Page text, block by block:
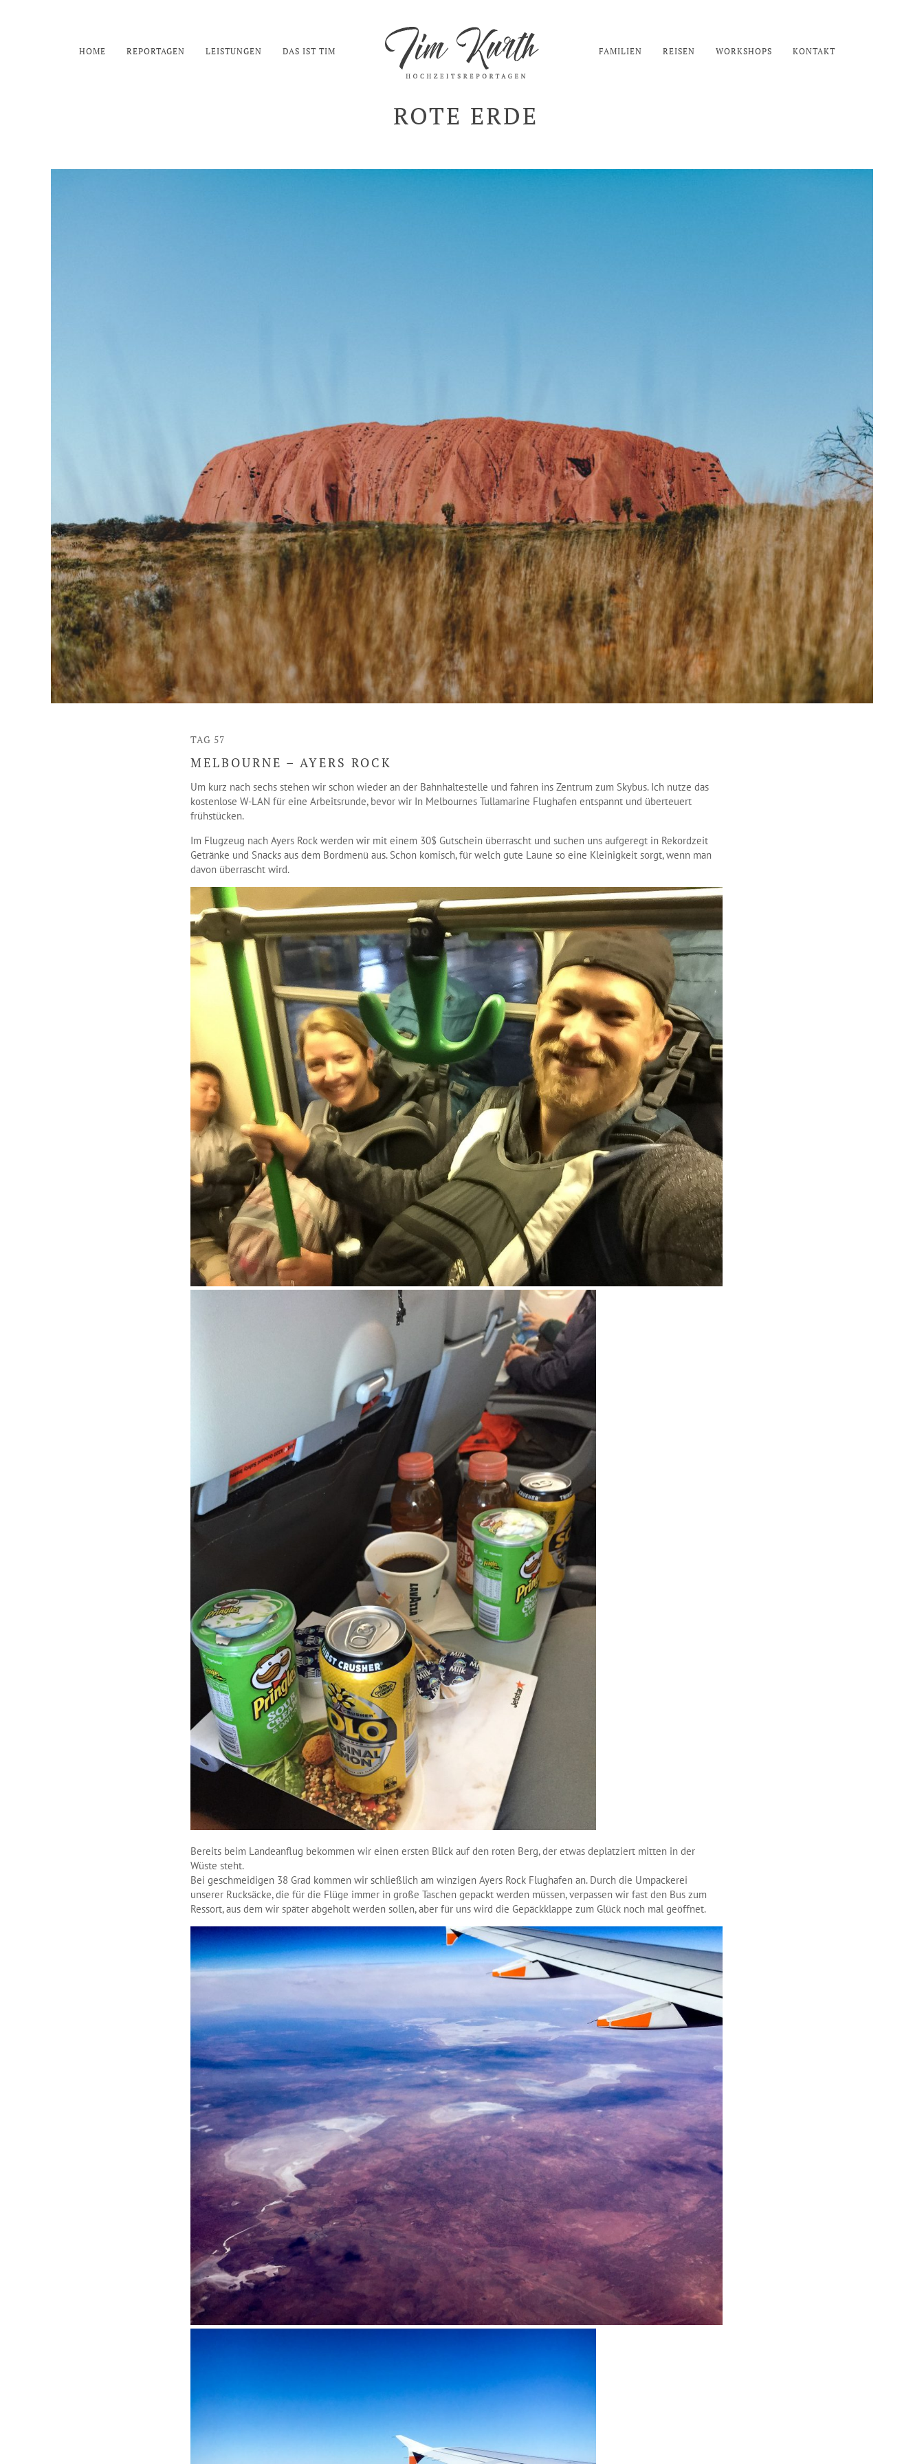
HOME REPORTAGEN LEISTUNGEN DAS IST TIM FAMILIEN REISEN WORKSHOPS KONTAKT
ROTE ERDE
TAG 57
MELBOURNE – AYERS ROCK
Um kurz nach sechs stehen wir schon wieder an der Bahnhaltestelle und fahren ins Zentrum zum Skybus. Ich nutze das
kostenlose W-LAN für eine Arbeitsrunde, bevor wir In Melbournes Tullamarine Flughafen entspannt und überteuert
frühstücken.
Im Flugzeug nach Ayers Rock werden wir mit einem 30$ Gutschein überrascht und suchen uns aufgeregt in Rekordzeit
Getränke und Snacks aus dem Bordmenü aus. Schon komisch, für welch gute Laune so eine Kleinigkeit sorgt, wenn man
davon überrascht wird.
Bereits beim Landeanflug bekommen wir einen ersten Blick auf den roten Berg, der etwas deplatziert mitten in der
Wüste steht.
Bei geschmeidigen 38 Grad kommen wir schließlich am winzigen Ayers Rock Flughafen an. Durch die Umpackerei
unserer Rucksäcke, die für die Flüge immer in große Taschen gepackt werden müssen, verpassen wir fast den Bus zum
Ressort, aus dem wir später abgeholt werden sollen, aber für uns wird die Gepäckklappe zum Glück noch mal geöffnet.